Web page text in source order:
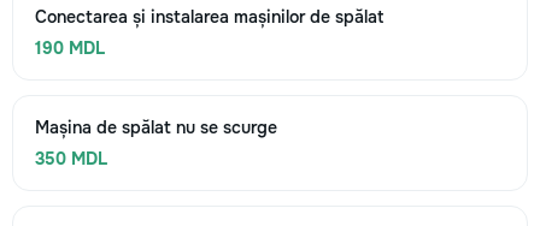
Conectarea și instalarea mașinilor de spălat
190 MDL
Mașina de spălat nu se scurge
350 MDL